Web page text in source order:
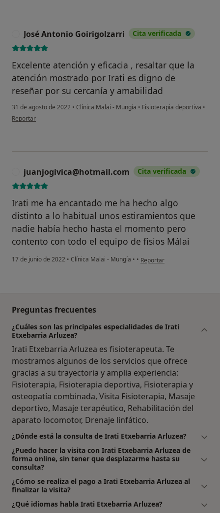
José Antonio Goirigolzarri Cita verificada
Excelente atención y eficacia , resaltar que la
atención mostrado por Irati es digno de
reseñar por su cercanía y amabilidad
31 de agosto de 2022 • Clínica Malai - Mungía • Fisioterapia deportiva •
en opinión del usuario José Antonio Goirigolzarri
Reportar
juanjogivica@hotmail.com Cita verificada
Irati me ha encantado me ha hecho algo
distinto a lo habitual unos estiramientos que
nadie había hecho hasta el momento pero
contento con todo el equipo de fisios Málai
17 de junio de 2022 • Clínica Malai - Mungía • • en opinión del usuario
Reportar
Preguntas frecuentes
¿Cuáles son las principales especialidades de Irati
Etxebarria Arluzea?
Irati Etxebarria Arluzea es fisioterapeuta. Te
mostramos algunos de los servicios que ofrece
gracias a su trayectoria y amplia experiencia:
Fisioterapia, Fisioterapia deportiva, Fisioterapia y
osteopatía combinada, Visita Fisioterapia, Masaje
deportivo, Masaje terapéutico, Rehabilitación del
aparato locomotor, Drenaje linfático.
¿Dónde está la consulta de Irati Etxebarria Arluzea?
¿Puedo hacer la visita con Irati Etxebarria Arluzea de
forma online, sin tener que desplazarme hasta su
consulta?
¿Cómo se realiza el pago a Irati Etxebarria Arluzea al
finalizar la visita?
¿Qué idiomas habla Irati Etxebarria Arluzea?